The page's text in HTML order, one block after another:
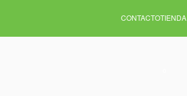
CONTACTOTIENDA